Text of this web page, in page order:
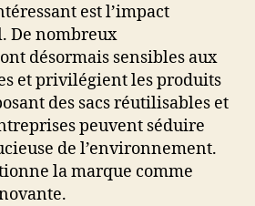
est l’impact
De nombreux
désormais sensibles aux
et privilégient les produits
des sacs réutilisables et
peuvent séduire
de l’environnement.
la marque comme